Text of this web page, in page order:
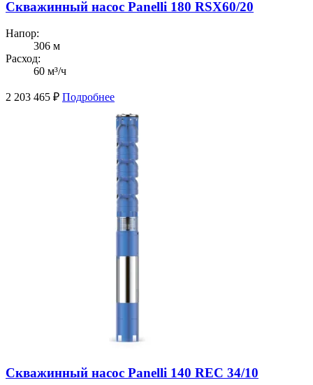
Скважинный насос Panelli 180 RSX60/20
Напор:
306 м
Расход:
60 м³/ч
2 203 465 ₽ Подробнее
Скважинный насос Panelli 140 REC 34/10